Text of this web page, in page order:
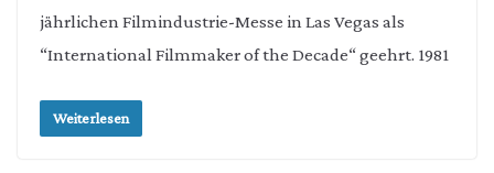
jährlichen Filmindustrie-Messe in Las Vegas als
“International Filmmaker of the Decade“ geehrt. 1981
Weiterlesen